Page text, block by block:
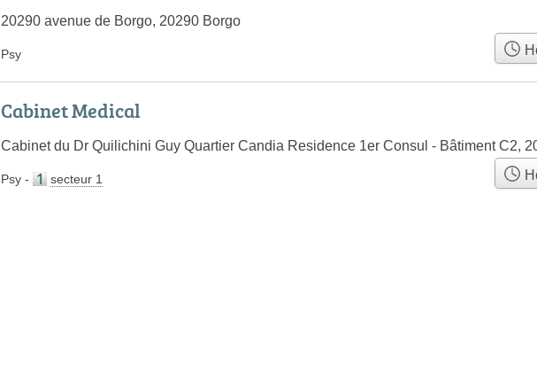
20290 avenue de Borgo, 20290 Borgo
Psy
Cabinet Medical
Cabinet du Dr Quilichini Guy Quartier Candia Residence 1er Consul - Bâtiment C2,
Psy - secteur 1